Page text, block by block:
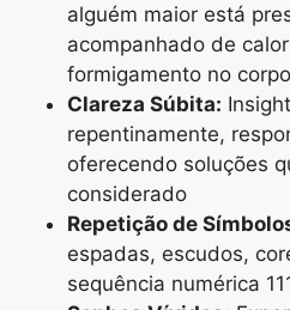
alguém maior está
acompanhado de
formigamento no corpo
Clareza Súbita:
repentinamente,
oferecendo soluções
considerado
Repetição de
espadas, escudos,
sequência numérica